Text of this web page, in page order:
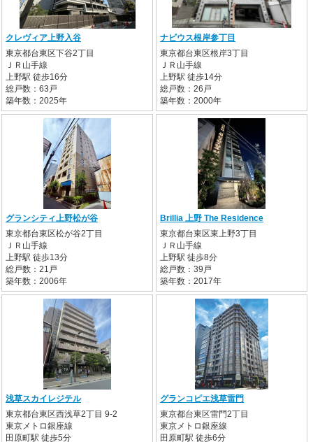
クレヴィア上野入谷
東京都台東区下谷2丁目
ＪＲ山手線
上野駅 徒歩16分
総戸数：63戸
築年数：2025年
ナビウス根岸参丁目
東京都台東区根岸3丁目
ＪＲ山手線
上野駅 徒歩14分
総戸数：26戸
築年数：2000年
グランシティ上野松が谷
東京都台東区松が谷2丁目
ＪＲ山手線
上野駅 徒歩13分
総戸数：21戸
築年数：2006年
Brillia 上野 The Residence
東京都台東区東上野3丁目
ＪＲ山手線
上野駅 徒歩8分
総戸数：39戸
築年数：2017年
浅草スカイレジテル
東京都台東区西浅草2丁目 9-2
東京メトロ銀座線
田原町駅 徒歩5分
グランコピエ浅草雷門
東京都台東区雷門2丁目
東京メトロ銀座線
田原町駅 徒歩6分